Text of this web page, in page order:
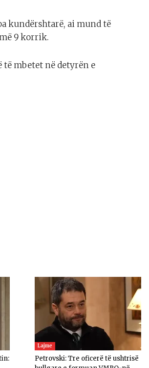
kundërshtarë, ai mund të
9 korrik.
të mbetet në detyrën e
Lajme
Petrovski: Tre oficerë të ushtrisë